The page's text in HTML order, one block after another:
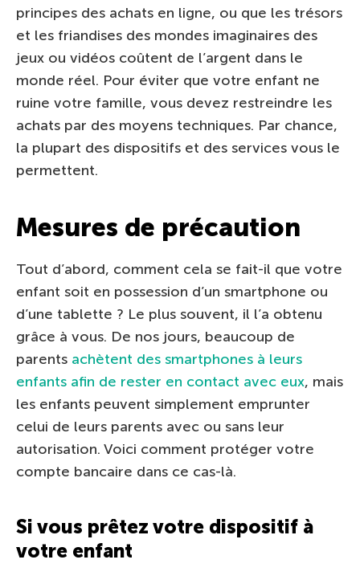
principes des achats en ligne, ou que les trésors
et les friandises des mondes imaginaires des
jeux ou vidéos coûtent de l’argent dans le
monde réel. Pour éviter que votre enfant ne
ruine votre famille, vous devez restreindre les
achats par des moyens techniques. Par chance,
la plupart des dispositifs et des services vous le
permettent.
Mesures de précaution
Tout d’abord, comment cela se fait-il que votre
enfant soit en possession d’un smartphone ou
d’une tablette ? Le plus souvent, il l’a obtenu
grâce à vous. De nos jours, beaucoup de
parents achètent des smartphones à leurs
enfants afin de rester en contact avec eux, mais
les enfants peuvent simplement emprunter
celui de leurs parents avec ou sans leur
autorisation. Voici comment protéger votre
compte bancaire dans ce cas-là.
Si vous prêtez votre dispositif à
votre enfant